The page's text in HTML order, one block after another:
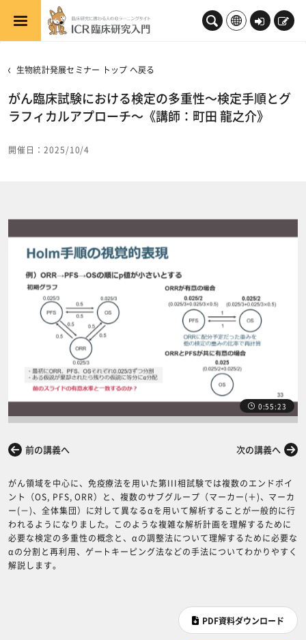
メインコンテンツへスキップする
ロ
新
生物統計発展セミナー トップ へ戻る
がん臨床試験における検定の多重性～検定手順とグ
ラフィカルアプローチ～《講師：町田 龍之介》
開催日：2025/10/4
0:55:23
前の講義へ 次の講義へ
がん領域を中心に、免疫療法を用いた第III相試験では複数のエンドポイ
ント（OS, PFS, ORR）と、複数のサブグループ（マーカー(＋)、マーカ
ー(－)、全体集団）に対して異なるαを用いて解析することが一般的に行
われるようになりました。このような複雑な解析計画を理解するために
必要な検定の多重性の概念と、αの調整法について理解するために必要な
αの分割と再利用、ゲートキーピング法などの手法についてわかりやすく
解説します。
PDF資料ダウンロード